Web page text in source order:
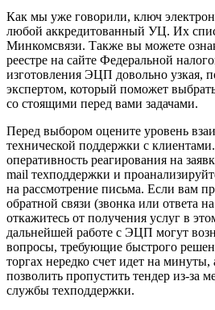
Как мы уже говорили, ключ
любой аккредитованный УЦ. Их
Минкомсвязи. Также вы можете
реестре на сайте Федеральной
изготовления ЭЦП довольно узкая,
экспертом, который поможет
со стоящими перед вами задачами.
Перед выбором оцените уровень
технической поддержки с
оперативность реагирования на
mail техподдержки и
на рассмотрение письма. Если вам
обратной связи (звонка или ответа
откажитесь от получения услуг в
дальнейшей работе с ЭЦП могут
вопросы, требующие быстрого
торгах нередко счет идет на
позволить пропустить тендер из-за
службы техподдержки.